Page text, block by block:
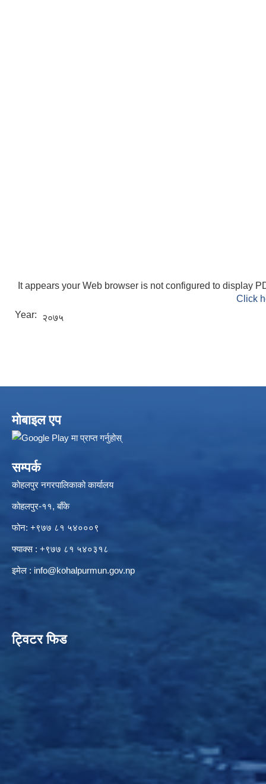
It appears your Web browser is not configured to display
Click
Year:
२०७५
मोबाइल एप
सम्पर्क
कोहलपुर नगरपालिकाको कार्यालय
कोहलपुर-११, बाँके
फोन: +९७७ ८१ ५४०००९
फ्याक्स : +९७७ ८१ ५४०३१८
इमेल : info@kohalpurmun.gov.np
ट्विटर फिड